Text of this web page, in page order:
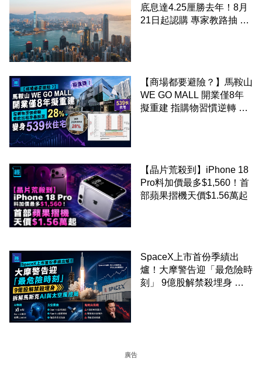
底息達4.25厘勝去年！8月
21日起認購 專家教路抽 20
【商場都要避險？】馬鞍山
WE GO MALL 開業僅8年
擬重建 指購物習慣逆轉 餐
【晶片荒殺到】iPhone 18
Pro料加價最多$1,560！首
部蘋果摺機天價$1.56萬起
SpaceX上市首份季績出
爐！大摩警告迎「最危險時
刻」 9億股解禁殺埋身 拆
廣告